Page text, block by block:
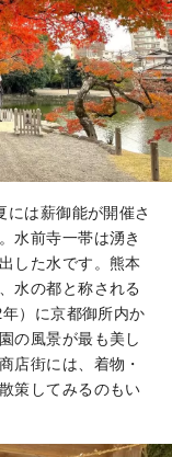
は薪御能が開催さ
水前寺一帯は湧き
した水です。熊本
水の都と称される
）に京都御所内か
の風景が最も美し
店街には、着物・
策してみるのもい